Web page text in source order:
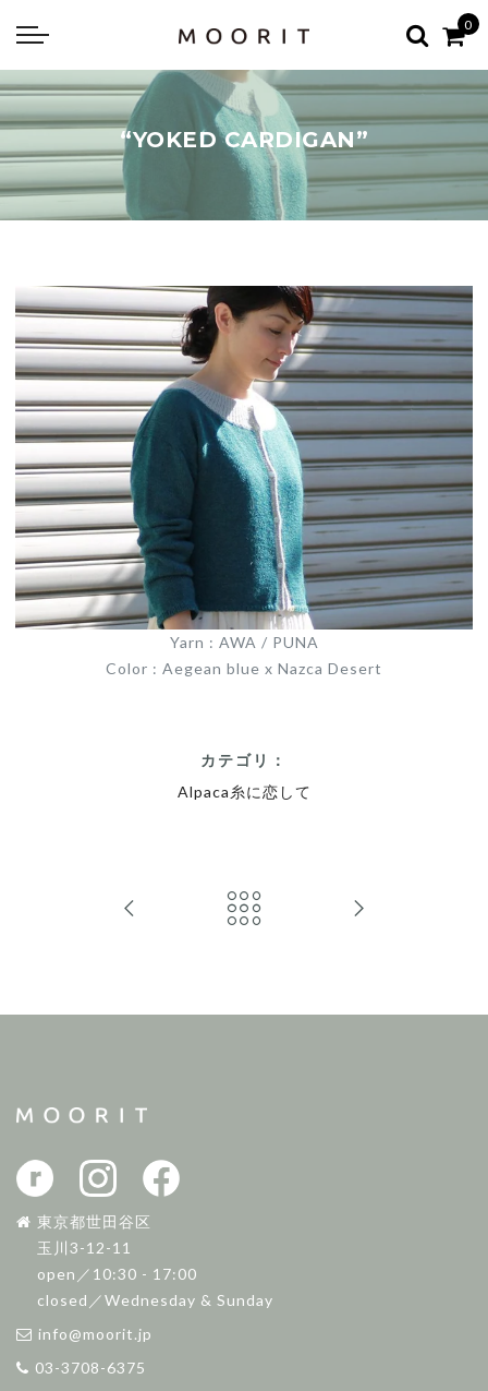
Back
about
Diary
編み物はじめて教室：かぎ針編
編み物はじめて教室：棒針編
Back
online shop
Yarns
Tools & Notions
0
“YOKED CARDIGAN”
Yarn : AWA / PUNA
Color : Aegean blue x Nazca Desert
カテゴリ：
Alpaca糸に恋して
東京都世田谷区
玉川3-12-11
open／10:30 - 17:00
closed／Wednesday & Sunday
info@moorit.jp
03-3708-6375